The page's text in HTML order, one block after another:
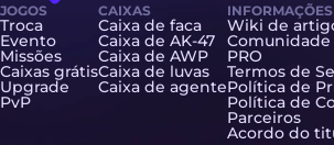
JOGOS
Troca
Evento
Missões
Caixas grátis
Upgrade
PvP
CAIXAS
Caixa de faca
Caixa de AK-47
Caixa de AWP
Caixa de luvas
Caixa de agente
INFORMAÇÕES
Wiki de
Comunidade
PRO
Termos de
Política de
Política de
Parceiros
Acordo do